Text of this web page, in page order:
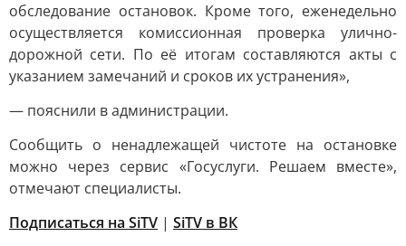
обследование остановок. Кроме того, еженедельно
осуществляется комиссионная проверка улично-
дорожной сети. По её итогам составляются акты с
указанием замечаний и сроков их устранения»,
— пояснили в администрации.
Сообщить о ненадлежащей чистоте на остановке
можно через сервис «Госуслуги. Решаем вместе»,
отмечают специалисты.
Подписаться на SiTV | SiTV в ВК